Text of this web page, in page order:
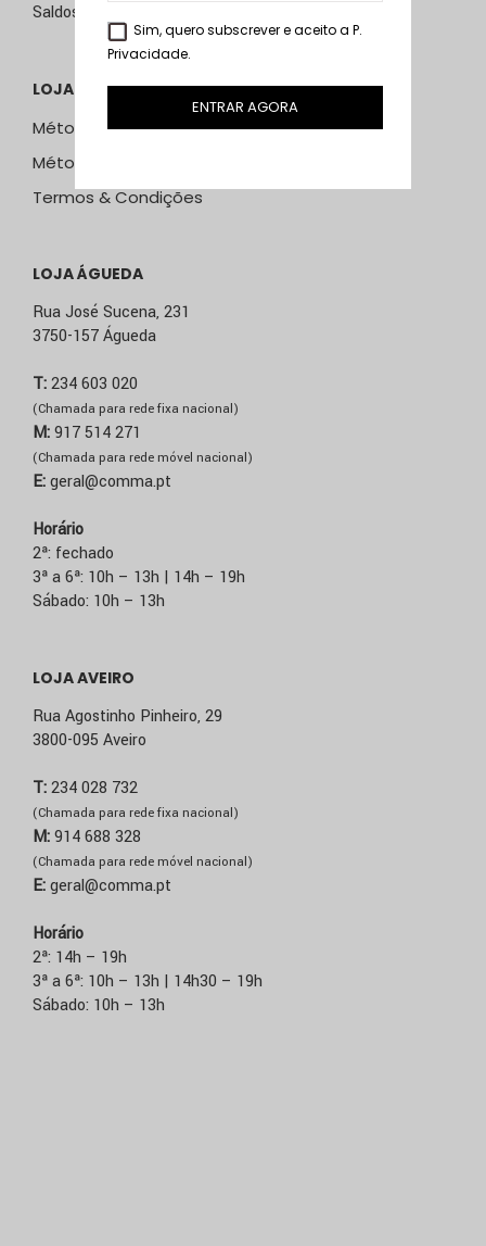
Saldos de 15 de julho a 15 de setembro de 2026
LOJA ONLINE
Métodos e Custos de Envio
Métodos de Pagamento
Termos & Condições
LOJA ÁGUEDA
Rua José Sucena, 231
3750-157 Águeda
T:234 603 020
(Chamada para rede fixa nacional)
M:917 514 271
(Chamada para rede móvel nacional)
E:geral@comma.pt
Horário
2ª: fechado
3ª a 6ª: 10h – 13h | 14h – 19h
Sábado: 10h – 13h
LOJA AVEIRO
Rua Agostinho Pinheiro, 29
3800-095 Aveiro
T:234 028 732
(Chamada para rede fixa nacional)
M:914 688 328
(Chamada para rede móvel nacional)
E:geral@comma.pt
Horário
2ª: 14h – 19h
3ª a 6ª: 10h – 13h | 14h30 – 19h
Sábado: 10h – 13h
Sim, quero subscrever e aceito a P.
Privacidade.
ENTRAR AGORA